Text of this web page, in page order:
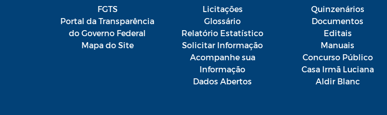
FGTS
Portal da Transparência
do Governo Federal
Mapa do Site
Licitações
Glossário
Relatório Estatístico
Solicitar Informação
Acompanhe sua
Informação
Dados Abertos
Quinzenários
Documentos
Editais
Manuais
Concurso Público
Casa Irmã Luciana
Aldir Blanc